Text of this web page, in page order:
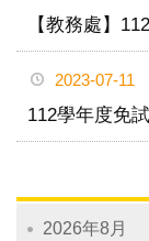
【教務處】
2023-07-11
112學年度免
2026年8月